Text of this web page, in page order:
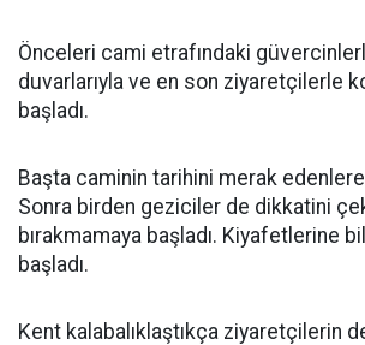
Önceleri cami etrafındaki
duvarlarıyla ve en son ziyaretçilerle
başladı.
Başta caminin tarihini merak
Sonra birden geziciler de dikkatini
bırakmamaya başladı. Kiyafetlerine
başladı.
Kent kalabalıklaştıkça ziyaretçilerin